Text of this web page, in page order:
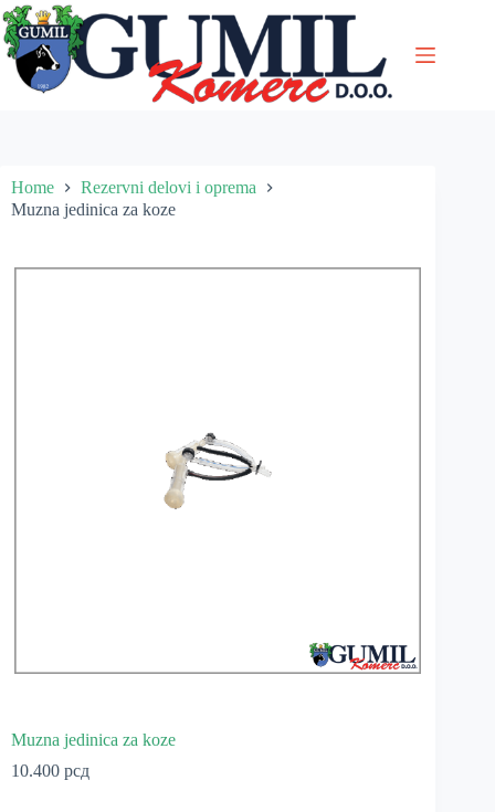
Skip
to
content
Home
Rezervni delovi i oprema
Muzna jedinica za koze
Muzna jedinica za koze
10.400 рсд